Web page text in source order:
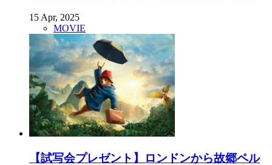
15 Apr, 2025
MOVIE
【試写会プレゼント】ロンドンから故郷ペル